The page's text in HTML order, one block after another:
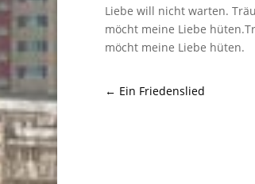
Liebe will nicht warten.
möcht meine Liebe
möcht meine Liebe hüten.
← Ein Friedenslied